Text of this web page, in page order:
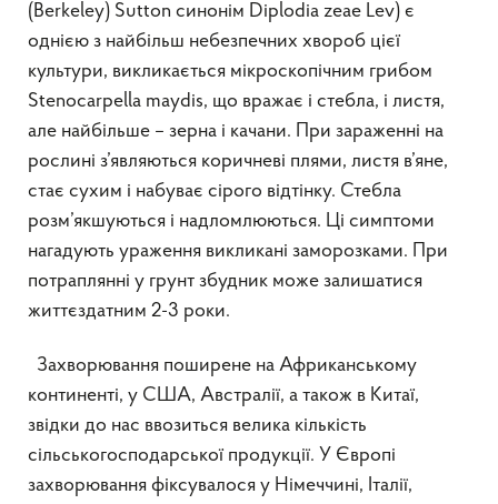
(Berkeley) Sutton синонім Diplodia zeae Lev) є
однією з найбільш небезпечних хвороб цієї
культури, викликається мікроскопічним грибом
Stenocarpella maydis, що вражає і стебла, і листя,
але найбільше – зерна і качани. При зараженні на
рослині з’являються коричневі плями, листя в’яне,
стає сухим і набуває сірого відтінку. Стебла
розм’якшуються і надломлюються. Ці симптоми
нагадують ураження викликані заморозками. При
потраплянні у грунт збудник може залишатися
життєздатним 2-3 роки.
Захворювання поширене на Африканському
континенті, у США, Австралії, а також в Китаї,
звідки до нас ввозиться велика кількість
сільськогосподарської продукції. У Європі
захворювання фіксувалося у Німеччині, Італії,